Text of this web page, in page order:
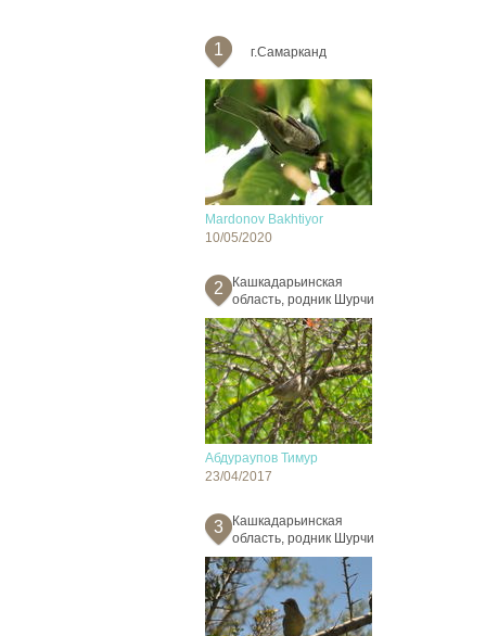
1 г.Самарканд
Mardonov Bakhtiyor
10/05/2020
2
Кашкадарьинская
область, родник Шурчи
Абдураупов Тимур
23/04/2017
3
Кашкадарьинская
область, родник Шурчи